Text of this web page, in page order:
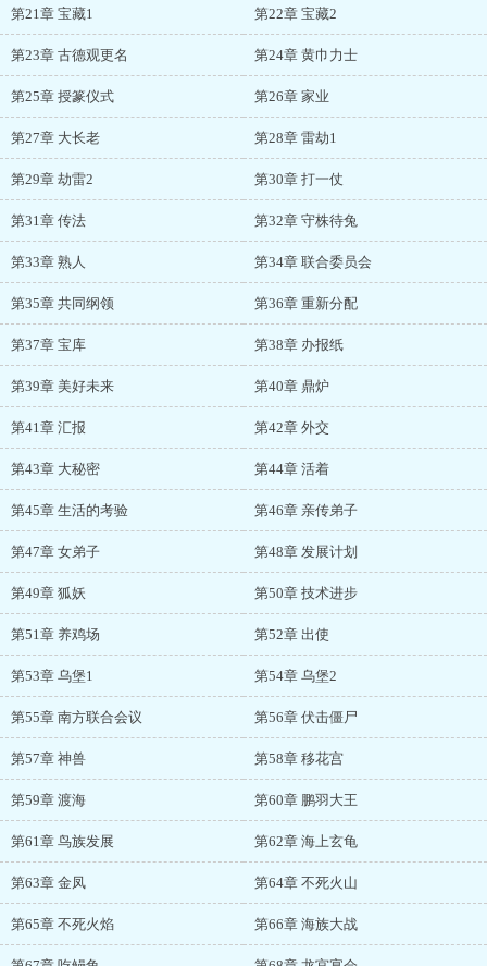
第21章 宝藏1 第22章 宝藏2
第23章 古德观更名 第24章 黄巾力士
第25章 授篆仪式 第26章 家业
第27章 大长老 第28章 雷劫1
第29章 劫雷2 第30章 打一仗
第31章 传法 第32章 守株待兔
第33章 熟人 第34章 联合委员会
第35章 共同纲领 第36章 重新分配
第37章 宝库 第38章 办报纸
第39章 美好未来 第40章 鼎炉
第41章 汇报 第42章 外交
第43章 大秘密 第44章 活着
第45章 生活的考验 第46章 亲传弟子
第47章 女弟子 第48章 发展计划
第49章 狐妖 第50章 技术进步
第51章 养鸡场 第52章 出使
第53章 乌堡1 第54章 乌堡2
第55章 南方联合会议 第56章 伏击僵尸
第57章 神兽 第58章 移花宫
第59章 渡海 第60章 鹏羽大王
第61章 鸟族发展 第62章 海上玄龟
第63章 金凤 第64章 不死火山
第65章 不死火焰 第66章 海族大战